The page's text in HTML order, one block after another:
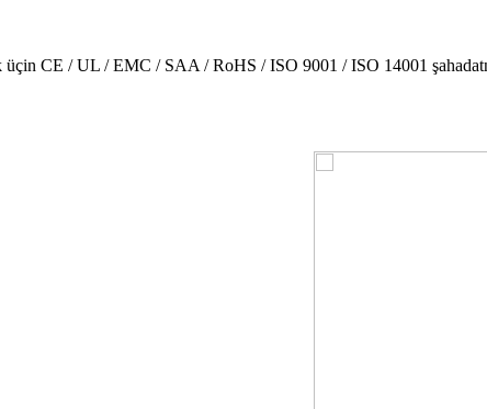
CE / UL / EMC / SAA / RoHS / ISO 9001 / ISO 14001